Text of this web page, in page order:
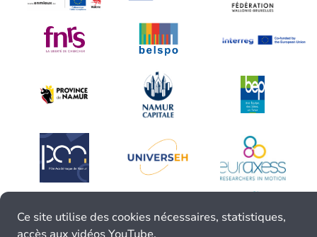
Ce site utilise des cookies nécessaires, statistiques,